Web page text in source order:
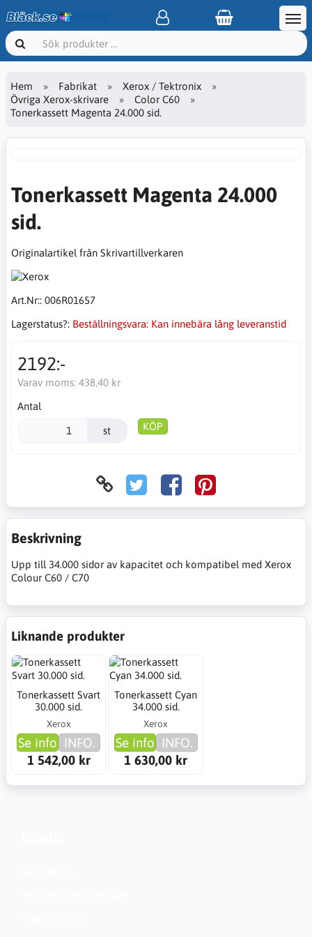
Hem Fabrikat
Xerox / Tektronix
Övriga Xerox-skrivare
Color C60
Tonerkassett Magenta 24.000 sid.
Tonerkassett Magenta 24.000
sid.
Originalartikel från Skrivartillverkaren
Art.Nr:: 006R01657
Lagerstatus?: Beställningsvara: Kan innebära lång leveranstid
2192:-
Varav moms: 438,40 kr
Antal
st KÖP
Beskrivning
Upp till 34.000 sidor av kapacitet och kompatibel med Xerox
Colour C60 / C70
Liknande produkter
Tonerkassett Svart
30.000 sid.
Xerox
Se info INFO.
1 542,00 kr
Tonerkassett Cyan
34.000 sid.
Xerox
Se info INFO.
1 630,00 kr